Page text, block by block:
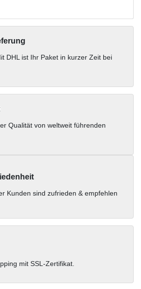
DHL ist Ihr Paket in kurzer Zeit bei
Qualität von weltweit führenden
Kunden sind zufrieden & empfehlen
mit SSL-Zertifikat.